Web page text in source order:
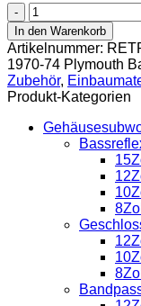
RETROSOUND
Teleskopantenne
für
den
1970-
74
Plymouth
Baracuda
Menge
In den Warenkorb
Artikelnummer:
1970-74 Plymouth
Zubehör,
Produkt-Kategorien
8Zoll
8Zoll